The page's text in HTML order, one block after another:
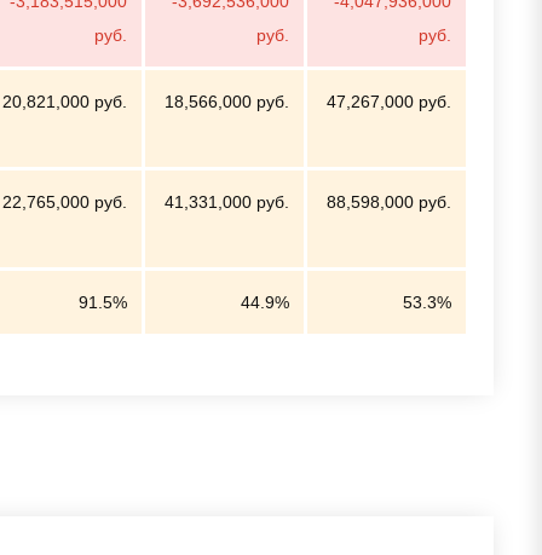
руб.
руб.
руб.
20,821,000 руб. 18,566,000 руб. 47,267,000 руб.
22,765,000 руб. 41,331,000 руб. 88,598,000 руб.
91.5% 44.9% 53.3%